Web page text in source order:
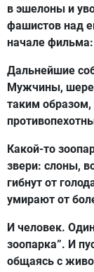
в эшелоны и
фашистов над
начале
Дальнейшие
Мужчины,
таким
Какой-то
звери: слоны,
гибнут от
умирают от
И человек.
зоопарка”. И
общаясь с